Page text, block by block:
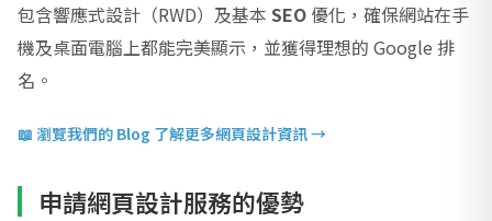
包含響應式設計（RWD）及基本 SEO 優化，確保網站在手
機及桌面電腦上都能完美顯示，並獲得理想的 Google 排
名。
📖 瀏覽我們的 Blog 了解更多網頁設計資訊 →
申請網頁設計服務的優勢